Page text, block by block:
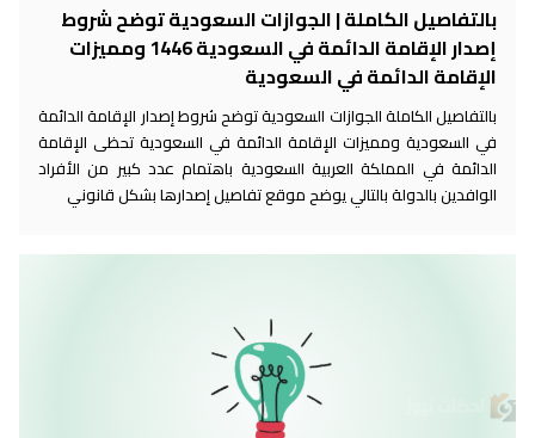
بالتفاصيل الكاملة | الجوازات السعودية توضح شروط
إصدار الإقامة الدائمة في السعودية 1446 ومميزات
الإقامة الدائمة في السعودية
بالتفاصيل الكاملة الجوازات السعودية توضح شروط إصدار الإقامة الدائمة
في السعودية ومميزات الإقامة الدائمة في السعودية تحظى الإقامة
الدائمة في المملكة العربية السعودية باهتمام عدد كبير من الأفراد
الوافدين بالدولة بالتالي يوضح موقع تفاصيل إصدارها بشكل قانوني